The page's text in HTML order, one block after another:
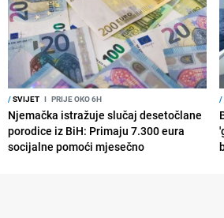
/SVIJET I PRIJE OKO 6H
Njemačka istražuje slučaj desetočlane
porodice iz BiH: Primaju 7.300 eura
socijalne pomoći mjesečno
/